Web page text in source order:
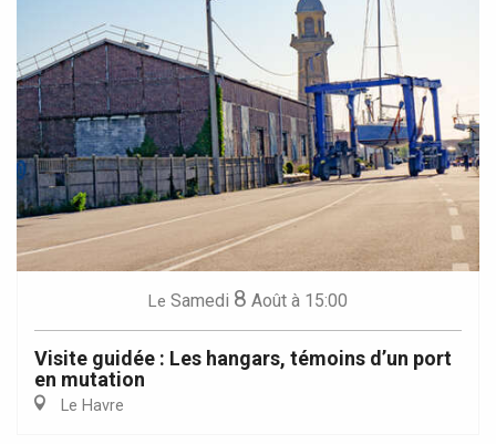
Le Samedi 8 Août à 15:00
Visite guidée : Les hangars, témoins d’un port
en mutation
Le Havre